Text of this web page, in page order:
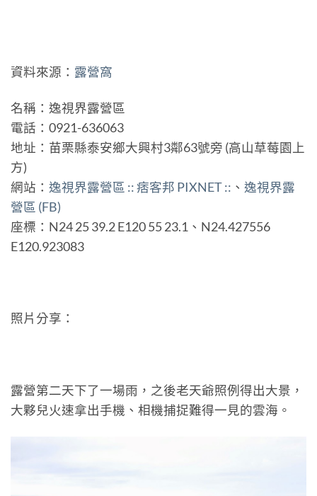
資料來源： 露營窩
名稱：逸視界露營區
電話：0921-636063
地址：苗栗縣泰安鄉大興村3鄰63號旁 (高山草莓園上
方)
網站： 逸視界露營區 :: 痞客邦 PIXNET :: 、 逸視界露
營區 (FB)
座標：N24 25 39.2 E120 55 23.1、N24.427556
E120.923083
照片分享：
露營第二天下了一場雨，之後老天爺照例得出大景，
大夥兒火速拿出手機、相機捕捉難得一見的雲海。